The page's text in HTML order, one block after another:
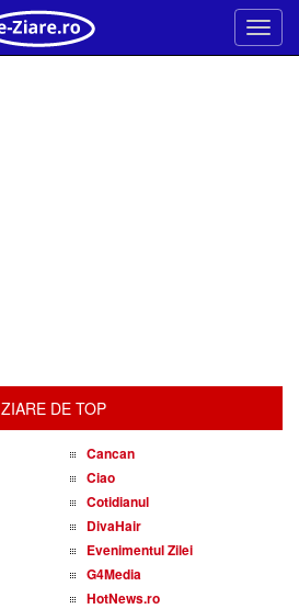
Meniu
ZIARE DE TOP
Cancan
Ciao
Cotidianul
DivaHair
Evenimentul Zilei
G4Media
HotNews.ro